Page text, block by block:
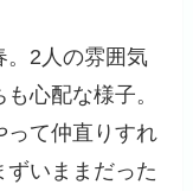
。2人の雰囲気
心配な様子。
って仲直りすれ
いままだった